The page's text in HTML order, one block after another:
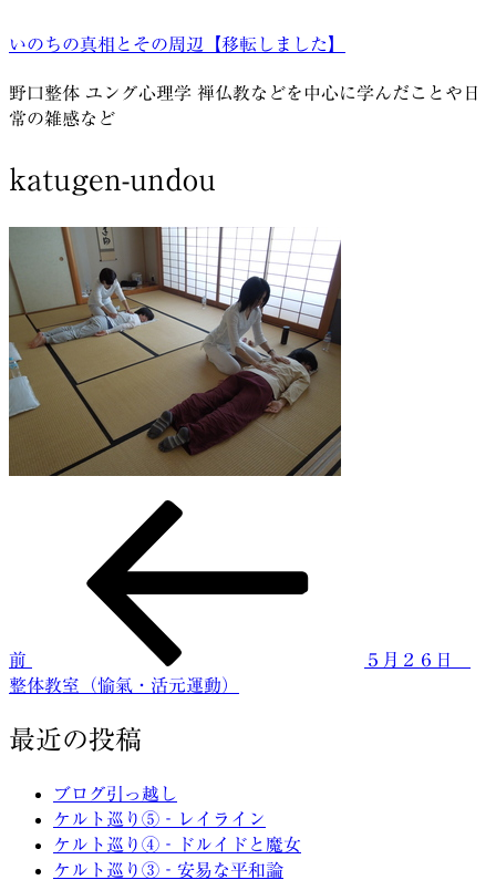
ン
ン
ツ
ス
ッ
プ
いのちの真相とその周辺【移転しました】
野口整体 ユング心理学 禅仏教などを中心に学んだことや日
常の雑感など
katugen-undou
ゲ
シ
前
５月２６日
整体教室（愉氣・活元運動）
最近の投稿
ブログ引っ越し
ケルト巡り⑤‐レイライン
ケルト巡り④‐ドルイドと魔女
ケルト巡り③‐安易な平和論